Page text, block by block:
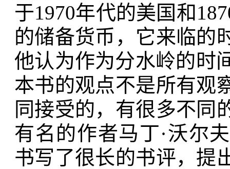
于1970年代的美国和
的储备货币，它来临的
他认为作为分水岭的时
本书的观点不是所有观
同接受的，有很多不同
有名的作者马丁·沃尔
书写了很长的书评，提